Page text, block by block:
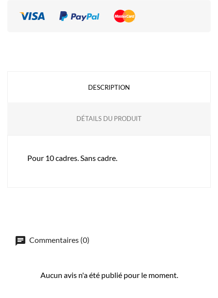
DESCRIPTION
DÉTAILS DU PRODUIT
Pour 10 cadres. Sans cadre.
Commentaires (0)
Aucun avis n'a été publié pour le moment.